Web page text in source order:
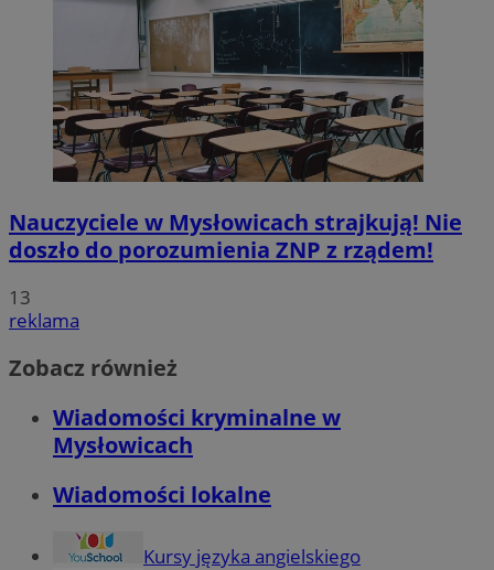
Nauczyciele w Mysłowicach strajkują! Nie
doszło do porozumienia ZNP z rządem!
13
reklama
Zobacz również
Wiadomości kryminalne w
Mysłowicach
Wiadomości lokalne
Kursy języka angielskiego